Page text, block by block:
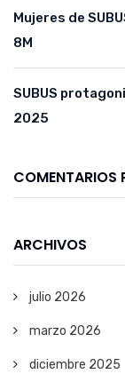
Mujeres de
8M
SUBUS
2025
COMENTARIOS
ARCHIVOS
julio 2026
marzo 2026
diciembre 2025